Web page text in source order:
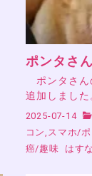
ポンタさ
ポンタさ
追加しまし
2025-07-14
コン,スマホ/
癌/趣味 はす